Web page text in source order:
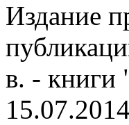
Издание
в. - книги
15.07.2014